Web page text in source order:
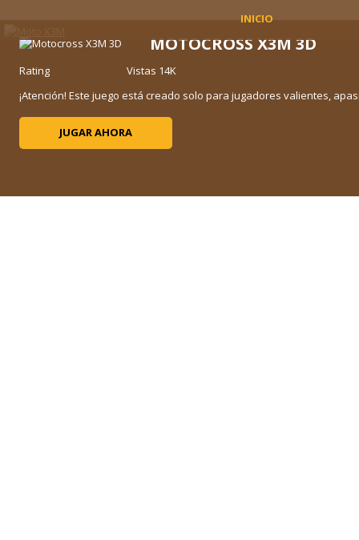
INICIO
MOTOCROSS X3M 3D
Rating
Vistas 14K
¡Atención! Este juego está creado solo para jugadores valientes,
JUGAR AHORA